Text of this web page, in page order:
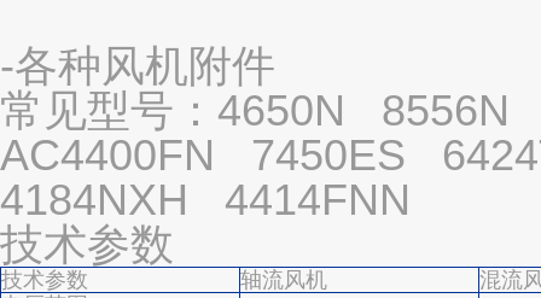
-各种风机附件
常见型号：4650N
AC4400FN 7450ES
4184NXH 4414FNN
技术参数
技术参数 轴流风机
混流